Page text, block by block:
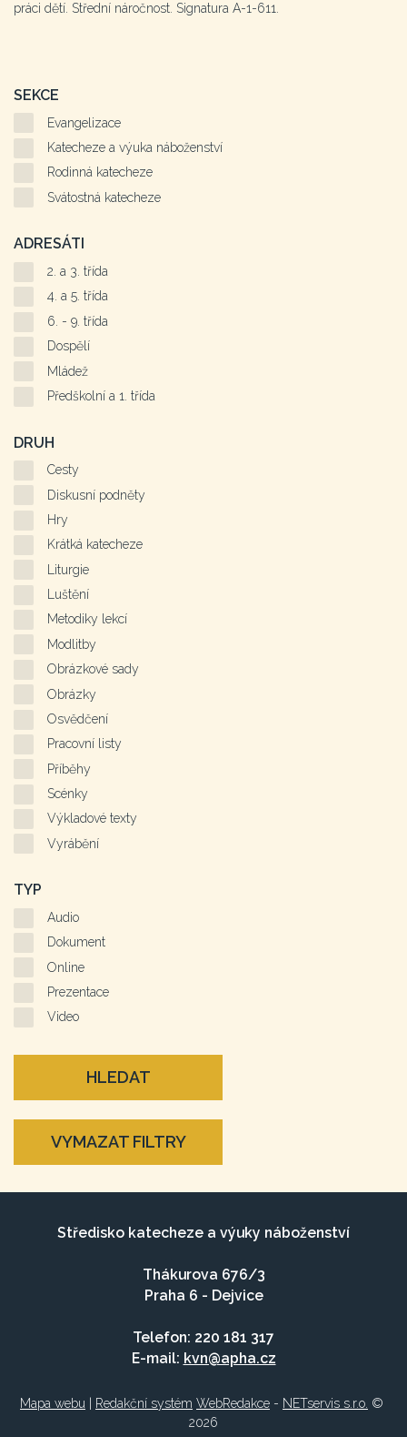
práci dětí. Střední náročnost. Signatura A-1-611.
SEKCE
Evangelizace
Katecheze a výuka náboženství
Rodinná katecheze
Svátostná katecheze
ADRESÁTI
2. a 3. třída
4. a 5. třída
6. - 9. třída
Dospělí
Mládež
Předškolní a 1. třída
DRUH
Cesty
Diskusní podněty
Hry
Krátká katecheze
Liturgie
Luštění
Metodiky lekcí
Modlitby
Obrázkové sady
Obrázky
Osvědčení
Pracovní listy
Příběhy
Scénky
Výkladové texty
Vyrábění
TYP
Audio
Dokument
Online
Prezentace
Video
HLEDAT
VYMAZAT FILTRY
Středisko katecheze a výuky náboženství
Thákurova 676/3
Praha 6 - Dejvice
Telefon: 220 181 317
E-mail: kvn@apha.cz
Mapa webu Redakční systém WebRedakce - NETservis s.r.o. ©
2026